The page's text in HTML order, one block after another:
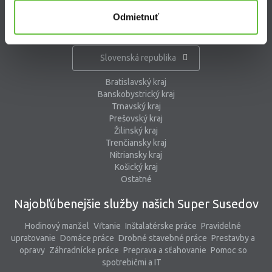
Odmietnuť
Slovenská republika
Bratislavský kraj
Banskobystrický kraj
Trnavský kraj
Prešovský kraj
Žilinský kraj
Trenčiansky kraj
Nitriansky kraj
Košický kraj
Ostatné
Najobľúbenejšie služby našich Super Susedov
Hodinový manžel Vŕtanie Inštalatérske práce Pravidelné
upratovanie Domáce práce Drobné stavebné práce Prestavby a
opravy Záhradnícke práce Preprava a sťahovanie Pomoc so
spotrebičmi a IT